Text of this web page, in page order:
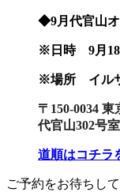
◆9月代官山
※日時 9月18
※場所 イル
〒150-0034
代官山302号室
道順はコチラ
ご予約をお待ちし